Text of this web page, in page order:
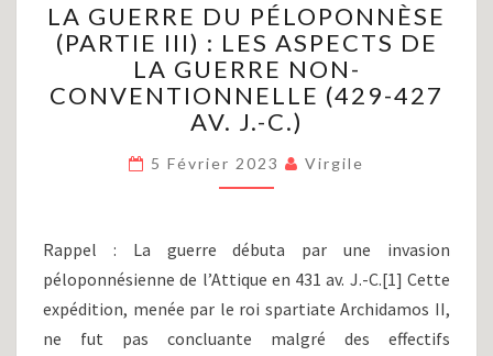
GUERRE
DU
PÉLOPONNÈSE
(PARTIE
III)
LES
ASPECTS
GUERRE
NON-
CONVENTIONNELLE
(429-
LA GUERRE DU PÉLOPONNÈSE
(PARTIE III) : LES ASPECTS DE
LA GUERRE NON-
CONVENTIONNELLE (429-427
AV. J.-C.)
5 Février 2023 Virgile
Rappel : La guerre débuta par une invasion
péloponnésienne de l’Attique en 431 av. J.-C.[1] Cette
expédition, menée par le roi spartiate Archidamos II,
ne fut pas concluante malgré des effectifs